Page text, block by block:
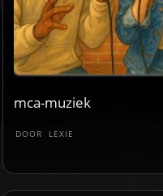
mca-muziek
DOOR LEXIE